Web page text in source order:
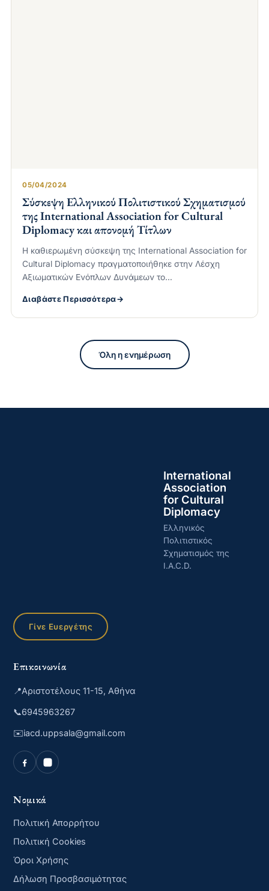
05/04/2024
Σύσκεψη Ελληνικού Πολιτιστικού Σχηματισμού
της International Association for Cultural
Diplomacy και απονομή Τίτλων
Η καθιερωμένη σύσκεψη της International Association for
Cultural Diplomacy πραγματοποιήθηκε στην Λέσχη
Αξιωματικών Ενόπλων Δυνάμεων το…
Διαβάστε Περισσότερα
Όλη η ενημέρωση
International
Association
for Cultural
Diplomacy
Ελληνικός
Πολιτιστικός
Σχηματισμός της
I.A.C.D.
Γίνε Ευεργέτης
Επικοινωνία
📍Αριστοτέλους 11-15, Αθήνα
📞6945963267
✉️iacd.uppsala@gmail.com
Νομικά
Πολιτική Απορρήτου
Πολιτική Cookies
Όροι Χρήσης
Δήλωση Προσβασιμότητας